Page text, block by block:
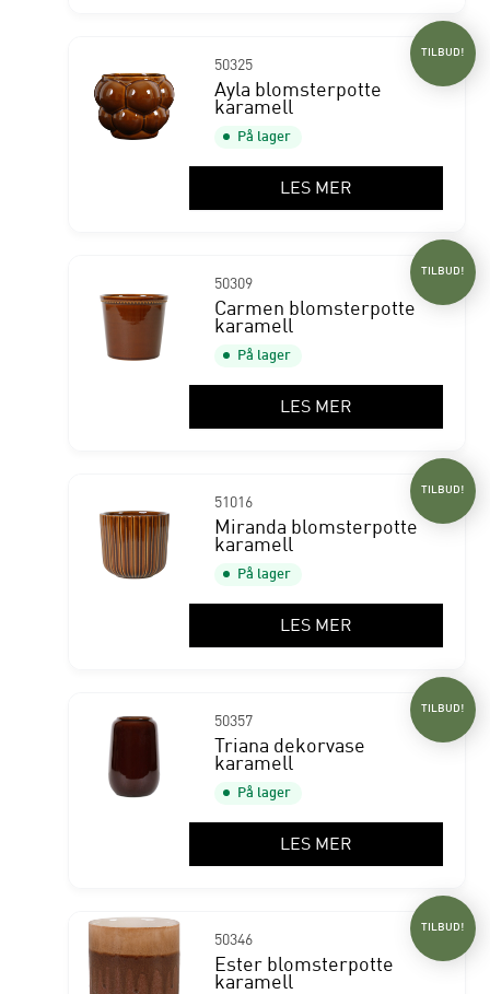
TILBUD!
50325
Ayla blomsterpotte
karamell
På lager
LES MER
TILBUD!
50309
Carmen blomsterpotte
karamell
På lager
LES MER
TILBUD!
51016
Miranda blomsterpotte
karamell
På lager
LES MER
TILBUD!
50357
Triana dekorvase
karamell
På lager
LES MER
TILBUD!
50346
Ester blomsterpotte
karamell